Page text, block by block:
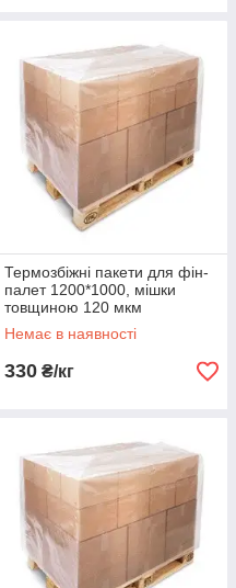
Термозбіжні пакети для фін-
палет 1200*1000, мішки
товщиною 120 мкм
Немає в наявності
330 ₴/кг